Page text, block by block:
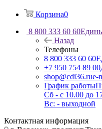
Корзина0
8 800 333 60 60
Назад
Телефоны
8 800 333 60 60
+7 950 754 89 00
shop@cdi36.rue-
График работы
Сб - с 10.00 до
Вс: - выходной
Контактная информация